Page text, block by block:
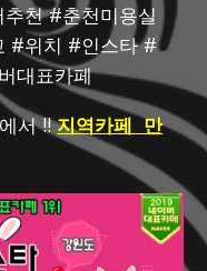
천 #춘천미용실
#위치 #인스타 #
대표카페
에서 !! 지역카페  만